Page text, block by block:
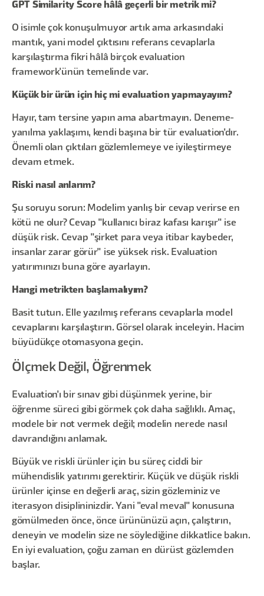
GPT Similarity Score hâlâ geçerli bir metrik mi?
O isimle çok konuşulmuyor artık ama arkasındaki
mantık, yani model çıktısını referans cevaplarla
karşılaştırma fikri hâlâ birçok evaluation
framework'ünün temelinde var.
Küçük bir ürün için hiç mi evaluation yapmayayım?
Hayır, tam tersine yapın ama abartmayın. Deneme-
yanılma yaklaşımı, kendi başına bir tür evaluation'dır.
Önemli olan çıktıları gözlemlemeye ve iyileştirmeye
devam etmek.
Riski nasıl anlarım?
Şu soruyu sorun: Modelim yanlış bir cevap verirse en
kötü ne olur? Cevap "kullanıcı biraz kafası karışır" ise
düşük risk. Cevap "şirket para veya itibar kaybeder,
insanlar zarar görür" ise yüksek risk. Evaluation
yatırımınızı buna göre ayarlayın.
Hangi metrikten başlamalıyım?
Basit tutun. Elle yazılmış referans cevaplarla model
cevaplarını karşılaştırın. Görsel olarak inceleyin. Hacim
büyüdükçe otomasyona geçin.
Ölçmek Değil, Öğrenmek
Evaluation'ı bir sınav gibi düşünmek yerine, bir
öğrenme süreci gibi görmek çok daha sağlıklı. Amaç,
modele bir not vermek değil; modelin nerede nasıl
davrandığını anlamak.
Büyük ve riskli ürünler için bu süreç ciddi bir
mühendislik yatırımı gerektirir. Küçük ve düşük riskli
ürünler içinse en değerli araç, sizin gözleminiz ve
iterasyon disiplininizdir. Yani "eval meval" konusuna
gömülmeden önce, önce ürününüzü açın, çalıştırın,
deneyin ve modelin size ne söylediğine dikkatlice bakın.
En iyi evaluation, çoğu zaman en dürüst gözlemden
başlar.